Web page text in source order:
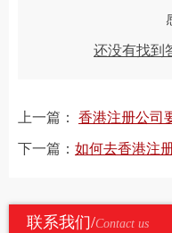
还没有找到
上一篇： 香港注册公司
下一篇： 如何去香港注
联系我们/Contact us